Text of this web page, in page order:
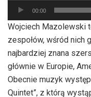
Odtwarzacz
plików
dźwiękowych
00:00
Wojciech Mazolewski
zespołów, wśród nich
najbardziej znana
głównie w Europie,
Obecnie muzyk
Quintet”, z którą